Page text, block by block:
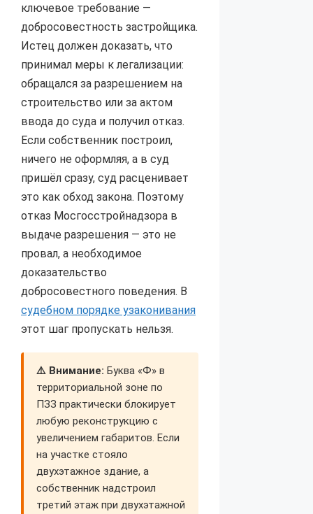
ключевое требование —
добросовестность застройщика.
Истец должен доказать, что
принимал меры к легализации:
обращался за разрешением на
строительство или за актом
ввода до суда и получил отказ.
Если собственник построил,
ничего не оформляя, а в суд
пришёл сразу, суд расценивает
это как обход закона. Поэтому
отказ Мосгосстройнадзора в
выдаче разрешения — это не
провал, а необходимое
доказательство
добросовестного поведения. В
судебном порядке узаконивания
этот шаг пропускать нельзя.
⚠️ Внимание: Буква «Ф» в
территориальной зоне по
ПЗЗ практически блокирует
любую реконструкцию с
увеличением габаритов. Если
на участке стояло
двухэтажное здание, а
собственник надстроил
третий этаж при двухэтажной